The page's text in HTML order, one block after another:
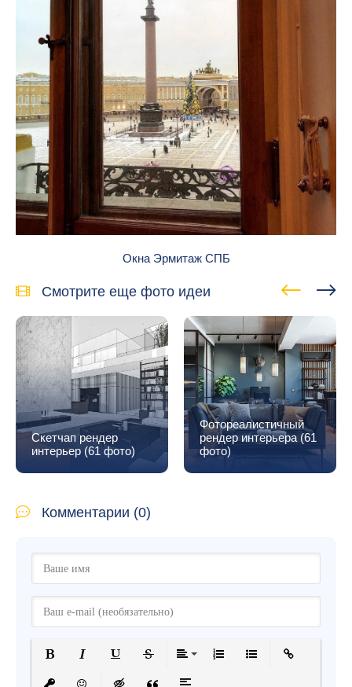
Окна Эрмитаж СПБ
Смотрите еще фото идеи
Кухня рендер (29
фото)
Питер из окна (46
фото)
Комментарии (0)